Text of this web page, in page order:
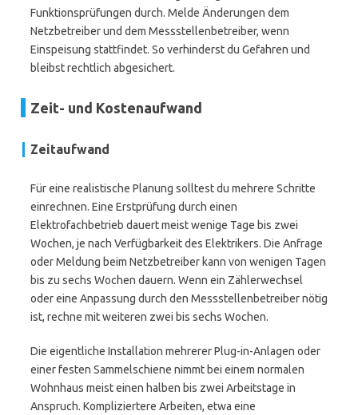
Funktionsprüfungen durch. Melde Änderungen dem
Netzbetreiber und dem Messstellenbetreiber, wenn
Einspeisung stattfindet. So verhinderst du Gefahren und
bleibst rechtlich abgesichert.
Zeit- und Kostenaufwand
Zeitaufwand
Für eine realistische Planung solltest du mehrere Schritte
einrechnen. Eine Erstprüfung durch einen
Elektrofachbetrieb dauert meist wenige Tage bis zwei
Wochen, je nach Verfügbarkeit des Elektrikers. Die Anfrage
oder Meldung beim Netzbetreiber kann von wenigen Tagen
bis zu sechs Wochen dauern. Wenn ein Zählerwechsel
oder eine Anpassung durch den Messstellenbetreiber nötig
ist, rechne mit weiteren zwei bis sechs Wochen.
Die eigentliche Installation mehrerer Plug-in-Anlagen oder
einer festen Sammelschiene nimmt bei einem normalen
Wohnhaus meist einen halben bis zwei Arbeitstage in
Anspruch. Kompliziertere Arbeiten, etwa eine